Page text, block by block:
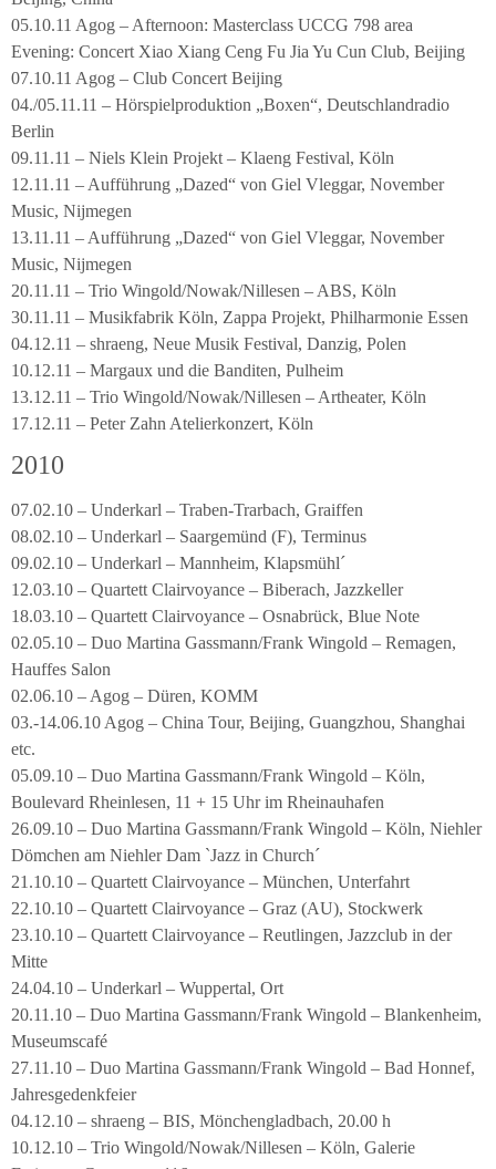
05.10.11 Agog – Afternoon: Masterclass UCCG 798 area
Evening: Concert Xiao Xiang Ceng Fu Jia Yu Cun Club, Beijing
07.10.11 Agog – Club Concert Beijing
04./05.11.11 – Hörspielproduktion „Boxen“, Deutschlandradio
Berlin
09.11.11 – Niels Klein Projekt – Klaeng Festival, Köln
12.11.11 – Aufführung „Dazed“ von Giel Vleggar, November
Music, Nijmegen
13.11.11 – Aufführung „Dazed“ von Giel Vleggar, November
Music, Nijmegen
20.11.11 – Trio Wingold/Nowak/Nillesen – ABS, Köln
30.11.11 – Musikfabrik Köln, Zappa Projekt, Philharmonie Essen
04.12.11 – shraeng, Neue Musik Festival, Danzig, Polen
10.12.11 – Margaux und die Banditen, Pulheim
13.12.11 – Trio Wingold/Nowak/Nillesen – Artheater, Köln
17.12.11 – Peter Zahn Atelierkonzert, Köln
2010
07.02.10 – Underkarl – Traben-Trarbach, Graiffen
08.02.10 – Underkarl – Saargemünd (F), Terminus
09.02.10 – Underkarl – Mannheim, Klapsmühl´
12.03.10 – Quartett Clairvoyance – Biberach, Jazzkeller
18.03.10 – Quartett Clairvoyance – Osnabrück, Blue Note
02.05.10 – Duo Martina Gassmann/Frank Wingold – Remagen,
Hauffes Salon
02.06.10 – Agog – Düren, KOMM
03.-14.06.10 Agog – China Tour, Beijing, Guangzhou, Shanghai
etc.
05.09.10 – Duo Martina Gassmann/Frank Wingold – Köln,
Boulevard Rheinlesen, 11 + 15 Uhr im Rheinauhafen
26.09.10 – Duo Martina Gassmann/Frank Wingold – Köln, Niehler
Dömchen am Niehler Dam `Jazz in Church´
21.10.10 – Quartett Clairvoyance – München, Unterfahrt
22.10.10 – Quartett Clairvoyance – Graz (AU), Stockwerk
23.10.10 – Quartett Clairvoyance – Reutlingen, Jazzclub in der
Mitte
24.04.10 – Underkarl – Wuppertal, Ort
20.11.10 – Duo Martina Gassmann/Frank Wingold – Blankenheim,
Museumscafé
27.11.10 – Duo Martina Gassmann/Frank Wingold – Bad Honnef,
Jahresgedenkfeier
04.12.10 – shraeng – BIS, Mönchengladbach, 20.00 h
10.12.10 – Trio Wingold/Nowak/Nillesen – Köln, Galerie